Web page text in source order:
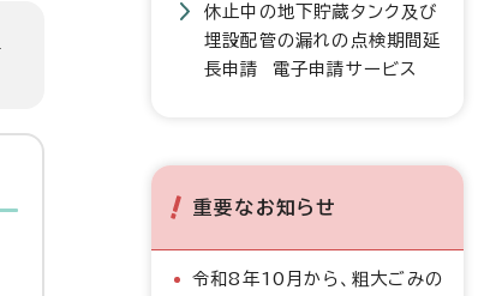
休止中の地下貯蔵タンク及び
埋設配管の漏れの点検期間延
長申請 電子申請サービス
重要なお知らせ
令和8年10月から、粗大ごみの